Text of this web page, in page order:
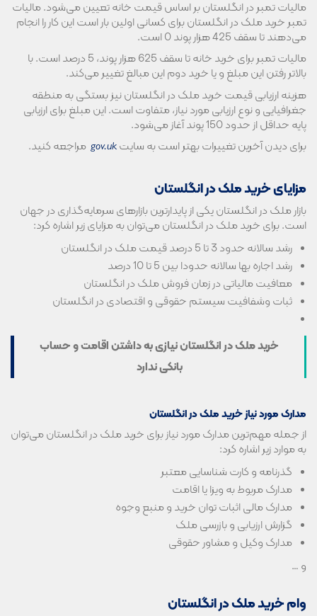
مالیات تمبر در انگلستان بر اساس قیمت خانه تعیین می‌شود. مالیات
تمبر خرید ملک در انگلستان برای کسانی اولین بار است این کار را انجام
می‌دهند تا سقف 425 هزار پوند 0 است.
مالیات تمبر برای خرید خانه تا سقف 625 هزار پوند، 5 درصد است. با
بالاتر رفتن این مبلغ و یا خرید دوم این مبالغ تغییر می‌کند.
هزینه ارزیابی قیمت خرید ملک در انگلستان نیز بستگی به منطقه
جغرافیایی و نوع ارزیابی مورد نیاز، متفاوت است. این مبلغ برای ارزیابی
پایه حداقل از حدود 150 پوند آغاز می‌شود.
برای دیدن آخرین تغییرات بهتر است به سایت gov.uk مراجعه کنید.
مزایای خرید ملک در انگلستان
بازار ملک در انگلستان یکی از پایدارترین بازارهای سرمایه‌گذاری در جهان
است. برای خرید ملک در انگلستان می‌توان به مزایای زیر اشاره کرد:
رشد سالانه حدود 3 تا 5 درصد قیمت ملک در انگلستان
رشد اجاره بها سالانه حدودا بین 5 تا 10 درصد
معافیت مالیاتی در زمان فروش ملک در انگلستان
ثبات وشفافیت سیستم حقوقی و اقتصادی در انگلستان
خرید ملک در انگلستان نیازی به داشتن اقامت و حساب
بانکی ندارد
مدارک مورد نیاز خرید ملک در انگلستان
از جمله مهم‌ترین مدارک مورد نیاز برای خرید ملک در انگلستان می‌توان
به موارد زیر اشاره کرد:
گذرنامه و کارت شناسایی معتبر
مدارک مربوط به ویزا یا اقامت
مدارک مالی اثبات توان خرید و منبع وجوه
گزارش ارزیابی و بازرسی ملک
مدارک وکیل و مشاور حقوقی
و …
وام خرید ملک در انگلستان